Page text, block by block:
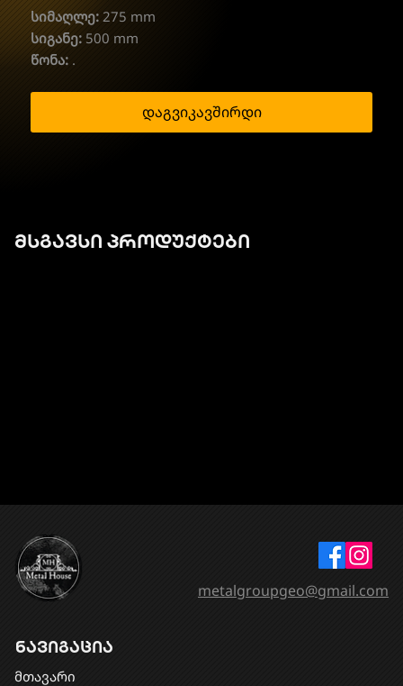
სიმაღლე: 275 mm
სიგანე: 500 mm
წონა: .
დაგვიკავშირდი
მსგავსი პროდუქტები
ნავიგაცია
მთავარი
metalgroupgeo@gmail.com